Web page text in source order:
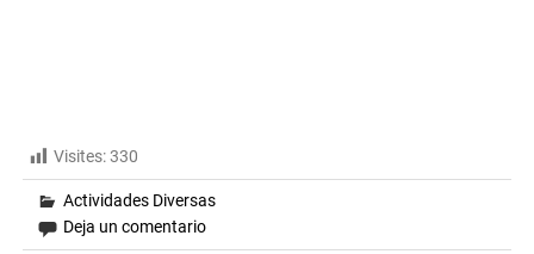
Visites:330
Actividades Diversas
Deja un comentario